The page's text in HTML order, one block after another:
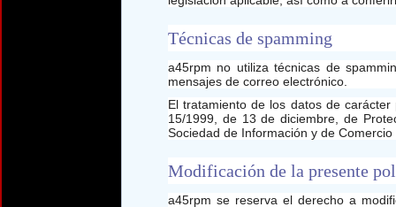
Técnicas de spamming
a45rpm no utiliza técnicas de
mensajes de correo electrónico.
El tratamiento de los datos de
15/1999, de 13 de diciembre, de
Sociedad de Información y de
Modificación de la presente
a45rpm se reserva el derecho a